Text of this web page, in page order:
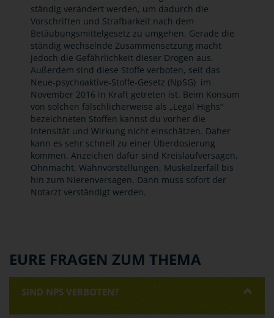
ständig verändert werden, um dadurch die
Vorschriften und Strafbarkeit nach dem
Betäubungsmittelgesetz zu umgehen. Gerade die
ständig wechselnde Zusammensetzung macht
jedoch die Gefährlichkeit dieser Drogen aus.
Außerdem sind diese Stoffe verboten, seit das
Neue-psychoaktive-Stoffe-Gesetz (NpSG) im
November 2016 in Kraft getreten ist. Beim Konsum
von solchen fälschlicherweise als „Legal Highs“
bezeichneten Stoffen kannst du vorher die
Intensität und Wirkung nicht einschätzen. Daher
kann es sehr schnell zu einer Überdosierung
kommen. Anzeichen dafür sind Kreislaufversagen,
Ohnmacht, Wahnvorstellungen, Muskelzerfall bis
hin zum Nierenversagen. Dann muss sofort der
Notarzt verständigt werden.
EURE FRAGEN ZUM THEMA
SIND NPS VERBOTEN?